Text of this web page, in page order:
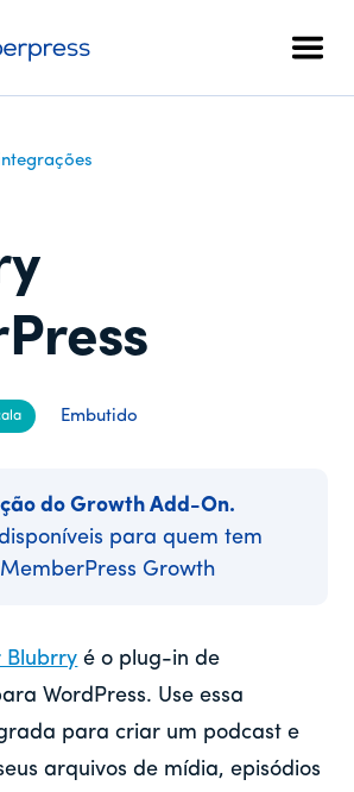
Embutido
do Growth Add-On.
para quem tem
Growth
Blubrry é o plug-in de
WordPress. Use essa
para criar um podcast e
arquivos de mídia, episódios